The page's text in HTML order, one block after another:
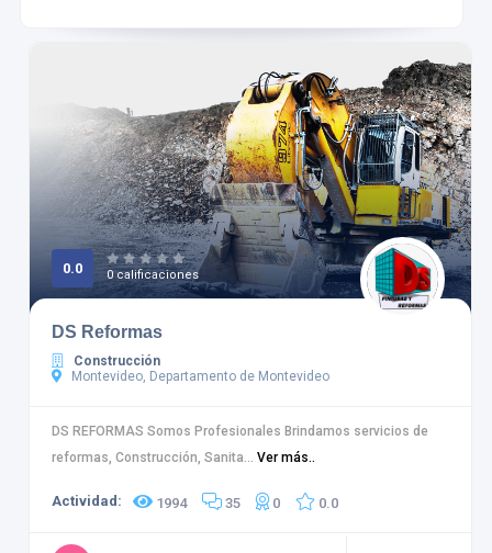
0.0 0 calificaciones
DS Reformas
Construcción
Montevideo, Departamento de Montevideo
DS REFORMAS Somos Profesionales Brindamos servicios de
reformas, Construcción, Sanita... Ver más..
Actividad: 1994 35 0 0.0